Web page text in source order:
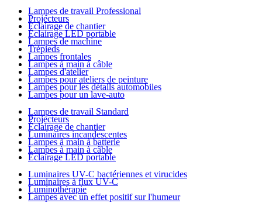
Lampes de travail Professional
Projecteurs
Éclairage de chantier
Éclairage LED portable
Lampes de machine
Trépieds
Lampes frontales
Lampes à main à câble
Lampes d'atelier
Lampes pour ateliers de peinture
Lampes pour les détails automobiles
Lampes pour un lave-auto
Lampes de travail Standard
Projecteurs
Éclairage de chantier
Luminaires incandescentes
Lampes à main à batterie
Lampes à main à câble
Éclairage LED portable
Luminaires UV-C bactériennes et virucides
Luminaires à flux UV-C
Luminothérapie
Lampes avec un effet positif sur l'humeur